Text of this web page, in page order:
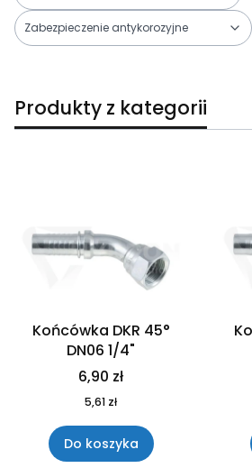
Zabezpieczenie antykorozyjne
Produkty z kategorii
Końcówka DKR 45°
DN06 1/4"
6,90 zł
5,61 zł
Do koszyka